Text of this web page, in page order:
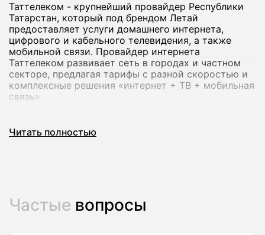
Таттелеком - крупнейший провайдер Республики
Татарстан, который под брендом Летай
предоставляет услуги домашнего интернета,
цифрового и кабельного телевидения, а также
мобильной связи. Провайдер интернета
Таттелеком развивает сеть в городах и частном
секторе, предлагая тарифы с разной скоростью и
комплексные решения «интернет + ТВ + мобильная
связь».
домашний интернет Таттелеком в Васильево: мы
Как подключить домашний интернет
Таттелеком (Летай) в Васильево
Читать полностью
Частые вопросы